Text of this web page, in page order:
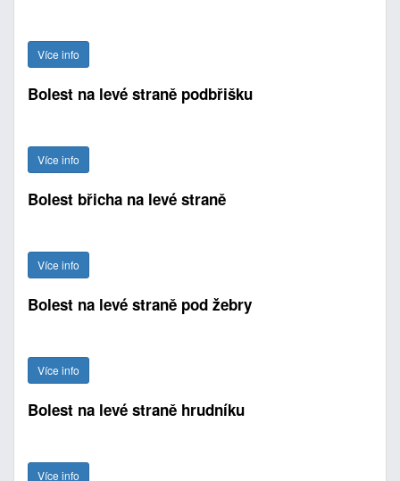
Více info
Bolest na levé straně podbřišku
Více info
Bolest břicha na levé straně
Více info
Bolest na levé straně pod žebry
Více info
Bolest na levé straně hrudníku
Více info